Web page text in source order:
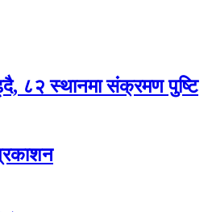
८२ स्थानमा संक्रमण पुष्टि